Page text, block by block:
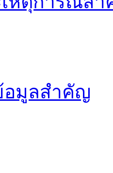
อมูลสำคัญ